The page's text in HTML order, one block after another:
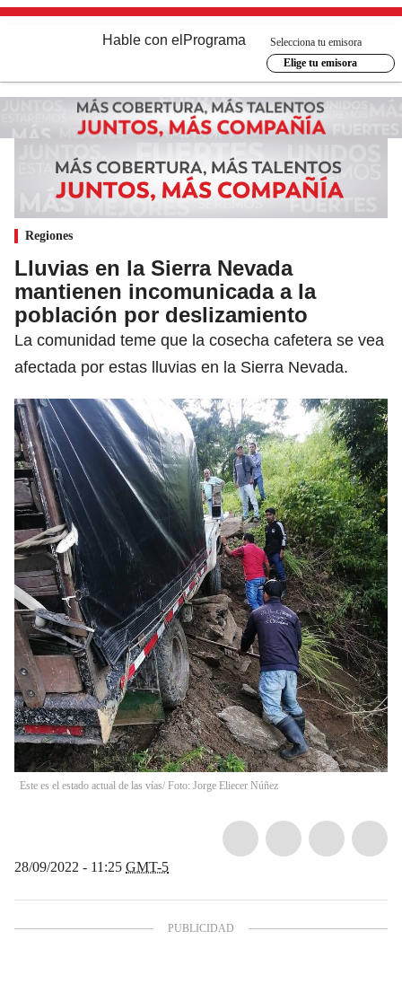
Hable con el Programa
Selecciona tu emisora
Elige tu emisora
Regiones
Lluvias en la Sierra Nevada
mantienen incomunicada a la
población por deslizamiento
La comunidad teme que la cosecha cafetera se vea
afectada por estas lluvias en la Sierra Nevada.
Este es el estado actual de las vías/ Foto: Jorge Eliecer Núñez
28/09/2022 - 11:25 GMT-5